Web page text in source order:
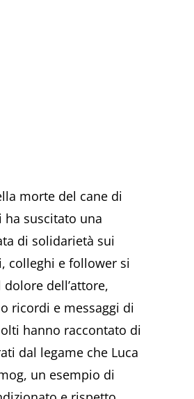
morte del cane di
ha suscitato una
di solidarietà sui
colleghi e follower si
dell’attore,
ricordi e messaggi di
hanno raccontato di
dal legame che Luca
un esempio di